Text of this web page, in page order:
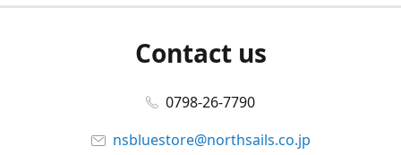
Contact us
0798-26-7790
nsbluestore@northsails.co.jp